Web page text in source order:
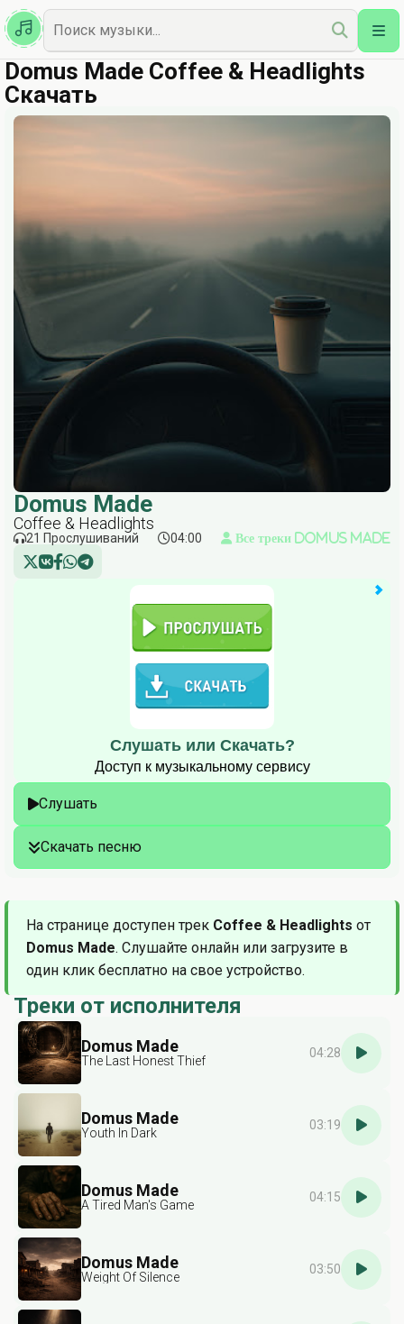
Казахская
Наш Топ
Domus Made Coffee & Headlights
Скачать
Domus Made
Coffee & Headlights
21 Прослушиваний 04:00 Все треки Domus Made
Слушать или Скачать?
Доступ к музыкальному сервису
Слушать
Скачать песню
На странице доступен трек Coffee & Headlights от
Domus Made. Слушайте онлайн или загрузите в
один клик бесплатно на свое устройство.
Треки от исполнителя
Domus Made
The Last Honest Thief
04:28
Domus Made
Youth In Dark
03:19
Domus Made
A Tired Man's Game
04:15
Domus Made
Weight Of Silence
03:50